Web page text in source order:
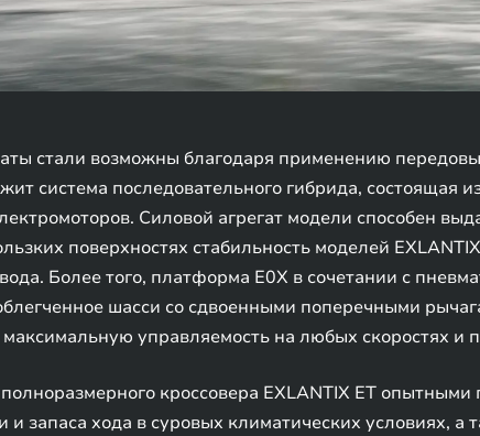
стали возможны благодаря применению
система последовательного гибрида, состоящая
Силовой агрегат модели способен
поверхностях стабильность моделей
Более того, платформа E0X в сочетании с
шасси со сдвоенными поперечными
управляемость на любых скоростях и
кроссовера EXLANTIX ET
и запаса хода в суровых климатических условиях,